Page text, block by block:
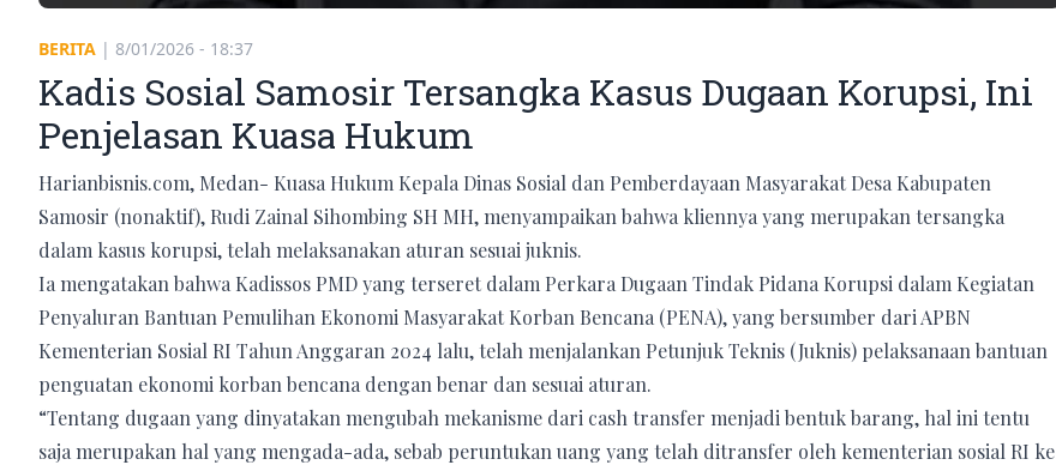
BERITA | 8/01/2026 - 18:37
Kadis Sosial Samosir Tersangka Kasus Dugaan Korupsi, Ini
Penjelasan Kuasa Hukum
Harianbisnis.com, Medan- Kuasa Hukum Kepala Dinas Sosial dan Pemberdayaan Masyarakat Desa Kabupaten
Samosir (nonaktif), Rudi Zainal Sihombing SH MH, menyampaikan bahwa kliennya yang merupakan tersangka
dalam kasus korupsi, telah melaksanakan aturan sesuai juknis.
Ia mengatakan bahwa Kadissos PMD yang terseret dalam Perkara Dugaan Tindak Pidana Korupsi dalam Kegiatan
Penyaluran Bantuan Pemulihan Ekonomi Masyarakat Korban Bencana (PENA), yang bersumber dari APBN
Kementerian Sosial RI Tahun Anggaran 2024 lalu, telah menjalankan Petunjuk Teknis (Juknis) pelaksanaan bantuan
penguatan ekonomi korban bencana dengan benar dan sesuai aturan.
“Tentang dugaan yang dinyatakan mengubah mekanisme dari cash transfer menjadi bentuk barang, hal ini tentu
saja merupakan hal yang mengada-ada, sebab peruntukan uang yang telah ditransfer oleh kementerian sosial RI ke